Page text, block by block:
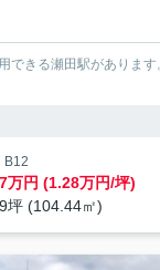
できる瀬田駅がありま
B12
万円 (1.28万円/坪)
坪 (104.44㎡)